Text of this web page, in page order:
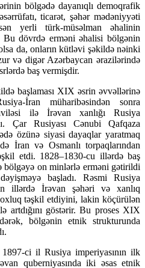
bölgədə dayanıqlı demoqrafik
ticarət, şəhər mədəniyyəti
yerli türk-müsəlman əhalinin
Bu dövrdə erməni əhalisi bölgənin
da, onların kütləvi şəkildə nəinki
və digər Azərbaycan ərazilərində
baş vermişdir.
başlaması XIX əsrin əvvəllərinə
İran müharibəsindən sonra
ilə İrəvan xanlığı Rusiya
Çar Rusiyası Cənubi Qafqaza
özünə siyasi dayaqlar yaratmaq
İran və Osmanlı torpaqlarından
etdi. 1828–1830-cu illərdə baş
bölgəyə on minlərlə erməni gətirildi
başladı. Rəsmi Rusiya
illərdə İrəvan şəhəri və xanlıq
təşkil etdiyini, lakin köçürülən
artdığını göstərir. Bu proses XIX
bölgənin etnik strukturunda
ci il Rusiya imperiyasının ilk
quberniyasında iki əsas etnik